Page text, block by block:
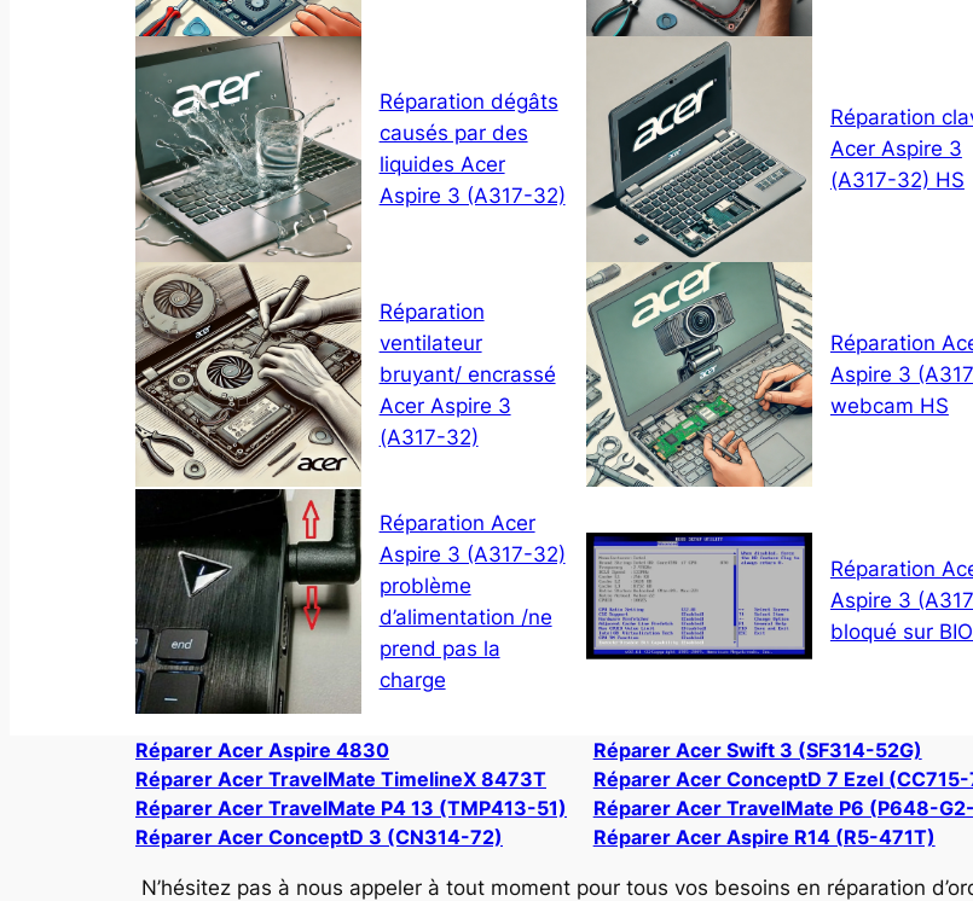
Réparation dégâts
causés par des
liquides Acer
Aspire 3 (A317-32)
Réparation
Acer Aspire 3
(A317-32) HS
Réparation
ventilateur
bruyant/ encrassé
Acer Aspire 3
(A317-32)
Réparation
Aspire 3
webcam HS
Réparation Acer
Aspire 3 (A317-32)
problème
d’alimentation /ne
prend pas la
charge
Réparation
Aspire 3
bloqué sur
Réparer Acer Aspire 4830
Réparer Acer TravelMate TimelineX 8473T
Réparer Acer TravelMate P4 13 (TMP413-51)
Réparer Acer ConceptD 3 (CN314-72)
Réparer Acer Swift 3 (SF314-52G)
Réparer Acer ConceptD 7 Ezel (CC715-
Réparer Acer TravelMate P6 (P648-
Réparer Acer Aspire R14 (R5-471T)
N’hésitez pas à nous appeler à tout moment pour tous vos besoins en réparation